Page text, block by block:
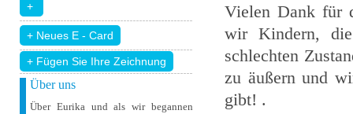
+ Fügen Sie Ihre Zeichnung
Über uns
Über Eurika und als wir begannen
Vielen Dank für
wir Kindern,
schlechten
zu äußern und
gibt! .